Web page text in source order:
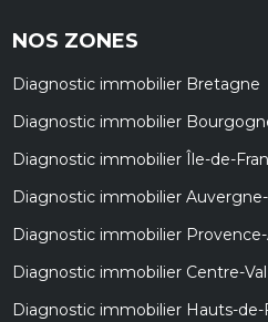
NOS ZONES
Diagnostic immobilier Bretagne
Diagnostic immobilier
Diagnostic immobilier Île-de-
Diagnostic immobilier
Diagnostic immobilier
Diagnostic immobilier Centre-
Diagnostic immobilier Hauts-de-